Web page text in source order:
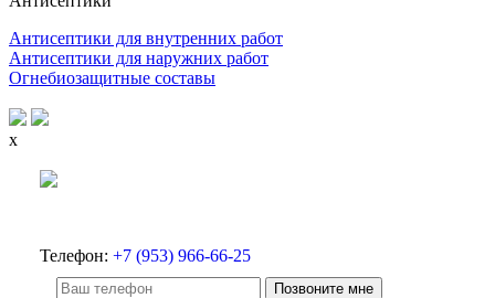
Антисептики для внутренних работ
Антисептики для наружних работ
Огнебиозащитные составы
x
Телефон: +7 (953) 966-66-25
Позвоните мне